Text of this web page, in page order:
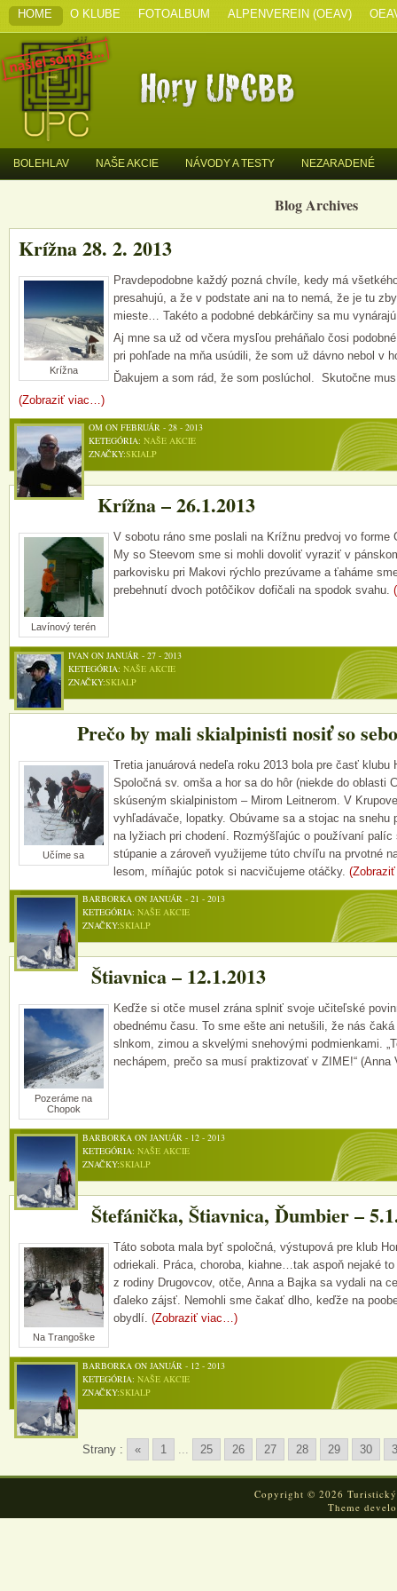
HOME O KLUBE FOTOALBUM ALPENVEREIN (OEAV)
BOLEHLAV NAŠE AKCIE NÁVODY A TESTY NEZARADENÉ
Blog Archives
Krížna 28. 2. 2013
Krížna
Pravdepodobne každý pozná chvíle, kedy má
presahujú, a že v podstate ani na to nemá, že je tu
mieste… Takéto a podobné debkárčiny sa mu
Aj mne sa už od včera mysľou preháňalo čosi
pri pohľade na mňa usúdili, že som už dávno nebol v
Ďakujem a som rád, že som poslúchol. Skutočne
(Zobraziť viac…)
OM ON FEBRUÁR - 28 - 2013
KETEGÓRIA: NAŠE AKCIE
ZNAČKY:SKIALP
Krížna – 26.1.2013
Lavínový terén
V sobotu ráno sme poslali na Krížnu predvoj vo
My so Steevom sme si mohli dovoliť vyraziť v
parkovisku pri Makovi rýchlo prezúvame a ťaháme
prebehnutí dvoch potôčikov dofičali na spodok svahu.
IVAN ON JANUÁR - 27 - 2013
KETEGÓRIA: NAŠE AKCIE
ZNAČKY:SKIALP
Prečo by mali skialpinisti nosiť so
Učíme sa
Tretia januárová nedeľa roku 2013 bola pre časť klubu
Spoločná sv. omša a hor sa do hôr (niekde do oblasti
skúseným skialpinistom – Mirom Leitnerom. V
vyhľadávače, lopatky. Obúvame sa a stojac na snehu
na lyžiach pri chodení. Rozmýšľajúc o používaní
stúpanie a zároveň využijeme túto chvíľu na prvotné
lesom, míňajúc potok si nacvičujeme otáčky.
BARBORKA ON JANUÁR - 21 - 2013
KETEGÓRIA: NAŠE AKCIE
ZNAČKY:SKIALP
Štiavnica – 12.1.2013
Pozeráme na
Chopok
Keďže si otče musel zrána splniť svoje učiteľské
obednému času. To sme ešte ani netušili, že nás
slnkom, zimou a skvelými snehovými podmienkami.
nechápem, prečo sa musí praktizovať v ZIME!“ (Anna
BARBORKA ON JANUÁR - 12 - 2013
KETEGÓRIA: NAŠE AKCIE
ZNAČKY:SKIALP
Štefánička, Štiavnica, Ďumbier –
Na Trangoške
Táto sobota mala byť spoločná, výstupová pre klub
odriekali. Práca, choroba, kiahne…tak aspoň nejaké
z rodiny Drugovcov, otče, Anna a Bajka sa vydali na
ďaleko zájsť. Nemohli sme čakať dlho, keďže na
obydlí. (Zobraziť viac…)
BARBORKA ON JANUÁR - 12 - 2013
KETEGÓRIA: NAŠE AKCIE
ZNAČKY:SKIALP
Strany : « 1 ... 25 26 27 28 29 30
Copyright © 2026
Theme